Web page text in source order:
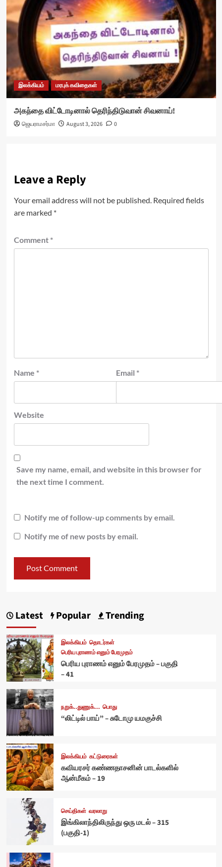
இலக்கியம் மரபுக் கவிதைகள்
அகந்தை விட்டோடினால் தெரிந்திடுவான் சிவனாய்!
ஜெயராமசர்மா August 3, 2026 0
Leave a Reply
Your email address will not be published. Required fields
are marked *
Comment *
Name * Email *
Website
Save my name, email, and website in this browser for
the next time I comment.
Notify me of follow-up comments by email.
Notify me of new posts by email.
Latest Popular Trending
இலக்கியம் தொடர்கள்
பெரிய புராணம் எனும் பேரமுதம்
பெரிய புராணம் எனும் பேரமுதம் – பகுதி
– 41
நறுக்..துணுக்... பொது
“லிட்டில் பாய்” – சுடோமு யமகுச்சி
இலக்கியம் கட்டுரைகள்
கவியரசர் கண்ணதாசனின் பாடல்களில்
ஆன்மீகம் – 19
செய்திகள் வரலாறு
இங்கிலாந்திலிருந்து ஒரு மடல் – 315
(பகுதி-1)